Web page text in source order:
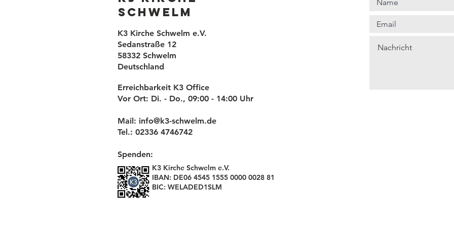
Schwelm
K3 Kirche Schwelm e.V.
Sedanstraße 12
58332 Schwelm
Deutschland
Erreichbarkeit K3 Office
Vor Ort: Di. - Do., 09:00 - 14:00 Uhr
Mail: info@k3-schwelm.de
Tel.: 02336 4746742
Spenden:
K3 Kirche Schwelm e.V.
IBAN: DE06 4545 1555 0000 0028 81
BIC: WELADED1SLM